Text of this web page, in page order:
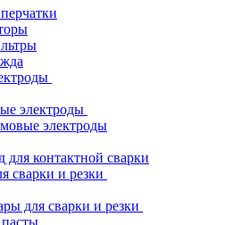
электроды
электроды
для контактной сварки
сварки и резки
для сварки и резки